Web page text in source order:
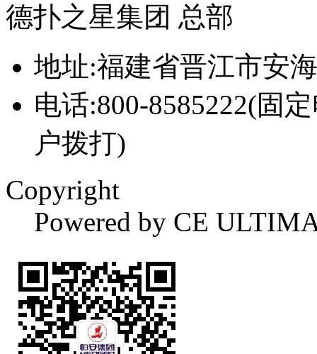
德扑之星集团 总部
地址:福建省晋江市安
电话:800-8585222(固
户拨打)
Copyright
Powered by CE